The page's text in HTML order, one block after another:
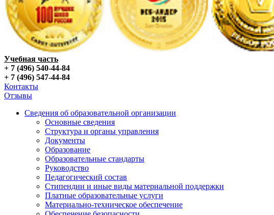
Учебная часть
+ 7 (496) 540-44-84
+ 7 (496) 547-44-84
Контакты
Отзывы
Сведения об образовательной организации
Основные сведения
Структура и органы управления
Документы
Образование
Образовательные стандарты
Руководство
Педагогический состав
Стипендии и иные виды материальной поддержки
Платные образовательные услуги
Материально-техническое обеспечение